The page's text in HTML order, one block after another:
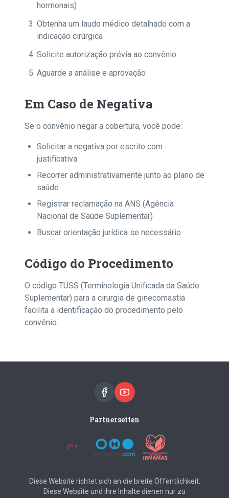
hormonais)
Obtenha um laudo médico detalhado com a
indicação cirúrgica
Solicite autorização prévia ao convênio
Aguarde a análise e aprovação
Em Caso de Negativa
Se o convênio negar a cobertura, você pode:
Solicitar a negativa por escrito com
justificativa
Recorrer administrativamente junto ao plano de
saúde
Registrar reclamação na ANS (Agência
Nacional de Saúde Suplementar)
Buscar orientação jurídica se necessário
Código do Procedimento
O código TUSS (Terminologia Unificada da Saúde
Suplementar) para a cirurgia de ginecomastia
facilita a identificação do procedimento pelo
convênio.
Partnerseiten
Diese Website richtet sich an die breite Öffentlichkeit.
Diese Website und ihre Inhalte dienen nur zu